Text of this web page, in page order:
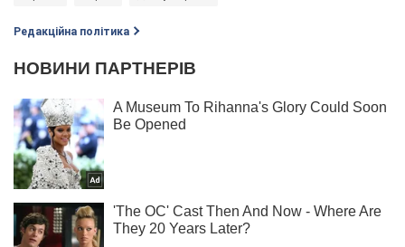
Редакційна політика